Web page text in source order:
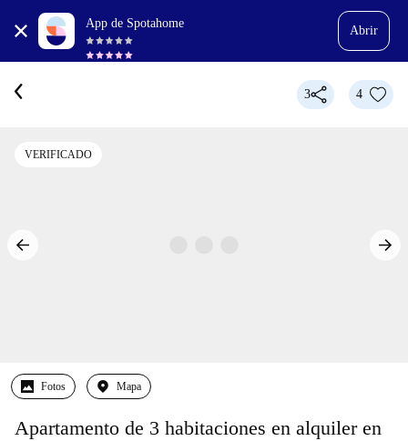
App de Spotahome
Abrir
3 4
VERIFICADO
Fotos Mapa
Apartamento de 3 habitaciones en alquiler en